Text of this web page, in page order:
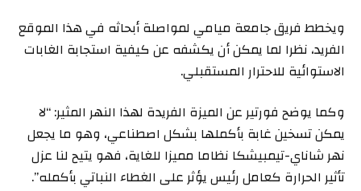
ويخطط فريق جامعة ميامي لمواصلة أبحاثه في هذا الموقع
الفريد، نظرا لما يمكن أن يكشفه عن كيفية استجابة الغابات
الاستوائية للاحترار المستقبلي.
وكما يوضح فورتير عن الميزة الفريدة لهذا النهر المثير: “لا
يمكن تسخين غابة بأكملها بشكل اصطناعي، وهو ما يجعل
نهر شاناي-تيمبيشكا نظاما مميزا للغاية، فهو يتيح لنا عزل
تأثير الحرارة كعامل رئيس يؤثر على الغطاء النباتي بأكمله”.